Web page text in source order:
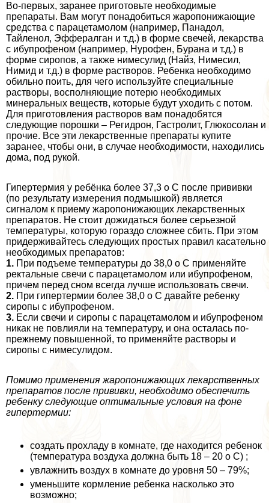
Во-первых, заранее приготовьте необходимые
препараты. Вам могут понадобиться жаропонижающие
средства с парацетамолом (например, Панадол,
Тайленол, Эффералган и т.д.) в форме свечей, лекарства
с ибупрофеном (например, Нурофен, Бурана и т.д.) в
форме сиропов, а также нимесулид (Найз, Нимесил,
Нимид и т.д.) в форме растворов. Ребенка необходимо
обильно поить, для чего используйте специальные
растворы, восполняющие потерю необходимых
минеральных веществ, которые будут уходить с потом.
Для приготовления растворов вам понадобятся
следующие порошки – Регидрон, Гастролит, Глюкосолан и
прочие. Все эти лекарственные препараты купите
заранее, чтобы они, в случае необходимости, находились
дома, под рукой.
Гипертермия у ребёнка более 37,3 o С после прививки
(по результату измерения подмышкой) является
сигналом к приему жаропонижающих лекарственных
препаратов. Не стоит дожидаться более серьезной
температуры, которую гораздо сложнее сбить. При этом
придерживайтесь следующих простых правил касательно
необходимых препаратов:
1. При подъеме температуры до 38,0 o С применяйте
ректальные свечи с парацетамолом или ибупрофеном,
причем перед сном всегда лучше использовать свечи.
2. При гипертермии более 38,0 o С давайте ребенку
сиропы с ибупрофеном.
3. Если свечи и сиропы с парацетамолом и ибупрофеном
никак не повлияли на температуру, и она осталась по-
прежнему повышенной, то применяйте растворы и
сиропы с нимесулидом.
Помимо применения жаропонижающих лекарственных
препаратов после прививки, необходимо обеспечить
ребенку следующие оптимальные условия на фоне
гипертермии:
создать прохладу в комнате, где находится ребенок
(температура воздуха должна быть 18 – 20 o С) ;
увлажнить воздух в комнате до уровня 50 – 79%;
уменьшите кормление ребенка насколько это
возможно;